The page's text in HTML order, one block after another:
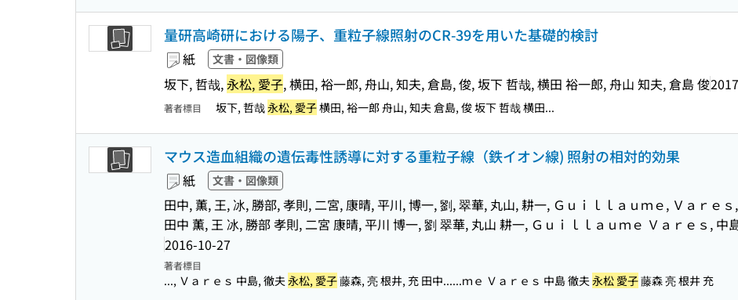
量研高崎研における陽子、重粒子線照射のCR-39を用いた基礎的検討
紙 文書・図像類
坂下, 哲哉,永松, 愛子, 横田, 裕一郎, 舟山, 知夫, 倉島, 俊, 坂下 哲哉, 横田 裕一郎, 舟山 知夫, 倉島 俊
著者標目 坂下, 哲哉永松, 愛子横田, 裕一郎 舟山, 知夫 倉島, 俊 坂下 哲哉 横田...
マウス造血組織の遺伝毒性誘導に対する重粒子線（鉄イオン線) 照射の相対的効果
紙 文書・図像類
田中, 薫, 王, 冰, 勝部, 孝則, 二宮, 康晴, 平川, 博一, 劉, 翠華, 丸山, 耕一, Ｇｕｉｌｌａｕｍｅ, Ｖａｒｅ
田中 薫, 王 冰, 勝部 孝則, 二宮 康晴, 平川 博一, 劉 翠華, 丸山 耕一, Ｇｕｉｌｌａｕｍｅ Ｖａｒｅｓ, 中
2016-10-27
著者標目
..., Ｖａｒｅｓ 中島, 徹夫 永松, 愛子藤森, 亮 根井, 充 田中......ｍｅ Ｖａｒｅｓ 中島 徹夫 永松 愛子藤森 亮 根井 充